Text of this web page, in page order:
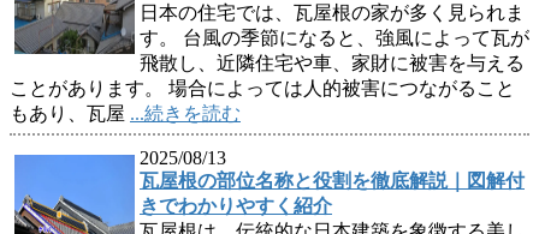
日本の住宅では、瓦屋根の家が多く見られま
す。 台風の季節になると、強風によって瓦が
飛散し、近隣住宅や車、家財に被害を与える
ことがあります。 場合によっては人的被害につながること
もあり、瓦屋 ...続きを読む
2025/08/13
瓦屋根の部位名称と役割を徹底解説｜図解付
きでわかりやすく紹介